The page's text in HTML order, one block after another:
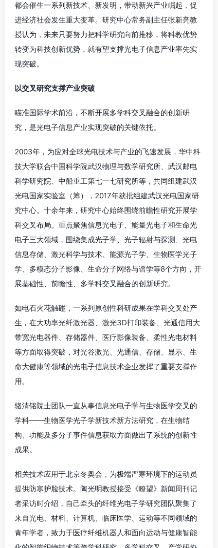
都会催生一系列新技术、新发明，带动新兴产业崛起，促
进经济社会发生重大变革。研究中心常务副主任张新亮教
授认为，未来只要努力把科学研究向前推移，将科教优势
转变为科技创新优势，就有望支撑光电子信息产业率先实
现突破。
以交叉研究支撑产业突破
瞄准国际学术前沿，不断开展多学科交叉融合的创新研
究，是光电子信息产业实现突破的关键依托。
2003年，为应对全球光电技术与产业的飞速发展，华中科
技大学联合中国科学院武汉物理与数学研究所、武汉邮电
科学研究院、中船重工第七一七研究所等，共同组建武汉
光电国家实验室（筹），2017年获批组建武汉光电国家研
究中心。十余年来，研究中心始终围绕前瞻性研究开展学
科交叉布局。重点聚焦信息光电子、能量光电子和生命光
电子三大领域，围绕集成光子学、光子辐射与探测、光电
信息存储、激光科学与技术、能源光子学、生物医学光子
学、多模态分子影像、生命分子网络与谱学等8个方向，开
展基础性、前瞻性、多学科交叉融合的创新研究。
如电石火花触碰，一系列原创性科研成果在学科交叉处产
生，在大功率光纤激光器、激光3D打印装备、光通信用大
带宽光电器件、存储器件、医疗影像装备、柔性光电材料
等方面取得突破，对光谷激光、光通信、存储、显示、生
命大健康等领域的光电子信息技术企业发挥了重要支撑作
用。
骆清铭院士团队一直从事信息光电子学与生物医学交叉的
学科——生物医学光子学新技术新方法研究，在生物结
构、功能及多分子事件信息获取方面做出了系统的创新性
成果。
相关技术应用于北京冬奥会，为极端严寒环境下的运动员
提供防寒护脸技术。陶光明教授接受《瞭望》新闻周刊记
者采访时介绍，自己牵头的纤维光电子学研究团队聚集了
来自光电、材料、计算机、临床医学、运动等不同领域的
青年学者，致力于医疗纤维机器人和面向运动与健康智能